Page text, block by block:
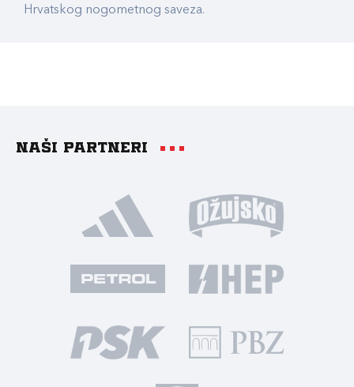
Hrvatskog nogometnog saveza.
Naši partneri